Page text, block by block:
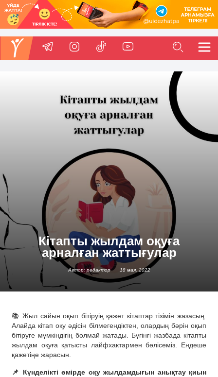
Кітапты жылдам оқуға
арналған жаттығулар
Автор: редактор 18 мая, 2022
📚 Жыл сайын оқып бітіруің қажет кітаптар тізімін жазасың.
Алайда кітап оқу әдісін білмегендіктен, олардың бәрін оқып
бітіруге мүмкіндігің болмай жатады. Бүгінгі жазбада кітапты
жылдам оқуға қатысты лайфхактармен бөлісеміз. Ендеше
қажетіңе жарасын.
📌 Күнделікті өмірде оқу жылдамдығын анықтау қиын